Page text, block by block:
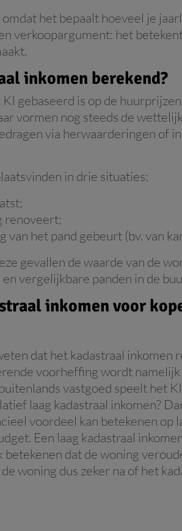
het bepaalt hoeveel je
verkoopargument: het
inkomen berekend?
gebaseerd is op de
vormen nog steeds de
via herwaarderingen of
in drie situaties:
renoveert;
van het pand gebeurt (bv. van
gevallen de waarde van de
vergelijkbare panden in de
inkomen voor
dat het kadastraal inkomen
voorheffing wordt namelijk
vastgoed speelt het
laag kadastraal inkomen?
voordeel kan betekenen op
Een laag kadastraal
betekenen dat de woning
woning dus zeker na of het